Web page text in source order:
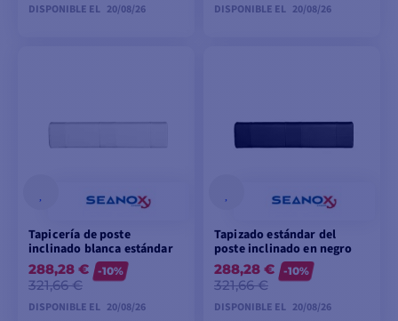
DISPONIBLE EL 20/08/26 DISPONIBLE EL 20/08/26
Tapicería de poste
inclinado blanca estándar
288,28 €
321,66 €
-10%
DISPONIBLE EL 20/08/26
Tapizado estándar del
poste inclinado en negro
288,28 €
321,66 €
-10%
DISPONIBLE EL 20/08/26